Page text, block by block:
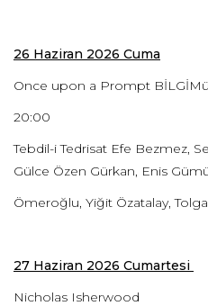
26 Haziran 2026 Cuma
Once upon a Prompt
20:00
Tebdil-i Tedrisat Efe Bezmez,
Gülce Özen Gürkan, Enis
Ömeroğlu, Yiğit Özatalay,
27 Haziran 2026 Cumartesi
Nicholas Isherwood